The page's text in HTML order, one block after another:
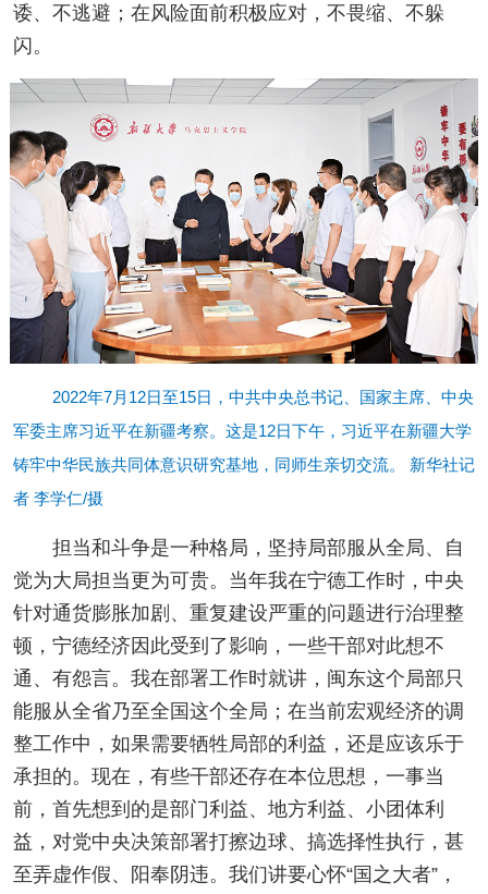
诿、不逃避；在风险面前积极应对，不畏缩、不躲
闪。
2022年7月12日至15日，中共中央总书记、国家主席、中央
军委主席习近平在新疆考察。这是12日下午，习近平在新疆大学
铸牢中华民族共同体意识研究基地，同师生亲切交流。 新华社记
者 李学仁/摄
担当和斗争是一种格局，坚持局部服从全局、自
觉为大局担当更为可贵。当年我在宁德工作时，中央
针对通货膨胀加剧、重复建设严重的问题进行治理整
顿，宁德经济因此受到了影响，一些干部对此想不
通、有怨言。我在部署工作时就讲，闽东这个局部只
能服从全省乃至全国这个全局；在当前宏观经济的调
整工作中，如果需要牺牲局部的利益，还是应该乐于
承担的。现在，有些干部还存在本位思想，一事当
前，首先想到的是部门利益、地方利益、小团体利
益，对党中央决策部署打擦边球、搞选择性执行，甚
至弄虚作假、阳奉阴违。我们讲要心怀“国之大者”，